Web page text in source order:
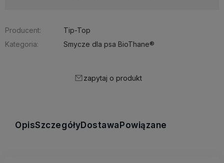
Producent:
Tip-Top
Kategoria:
Smycze dla psa BioThane®
zapytaj o produkt
OpisSzczegółyDostawaPowiązane